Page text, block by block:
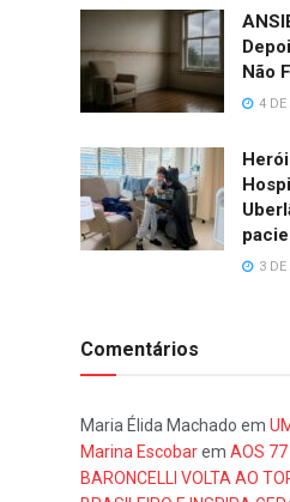
Não
4 DE
3
Comentários
Maria Élida Machado em
Marina Escobarem AOS
BARONCELLI VOLTA AO